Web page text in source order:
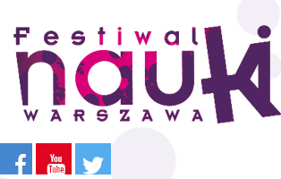
Przejdź
treści